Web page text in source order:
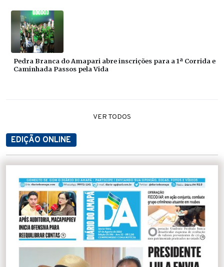
Pedra Branca do Amapari abre inscrições para a 1ª Corrida e
Caminhada Passos pela Vida
VER TODOS
EDIÇÃO ONLINE